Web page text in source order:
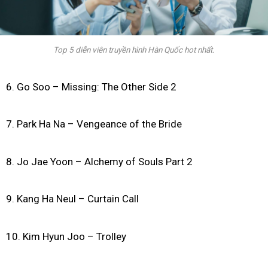
Top 5 diễn viên truyền hình Hàn Quốc hot nhất.
6. Go Soo – Missing: The Other Side 2
7. Park Ha Na – Vengeance of the Bride
8. Jo Jae Yoon – Alchemy of Souls Part 2
9. Kang Ha Neul – Curtain Call
10. Kim Hyun Joo – Trolley